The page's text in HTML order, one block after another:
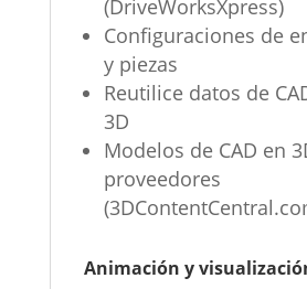
(DriveWorksXpress)
Configuraciones de
y piezas
Reutilice datos de
3D
Modelos de CAD en
proveedores
Animación y